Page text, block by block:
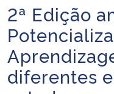
Ministério da Infraestrutura
Ministério da Agricultura,
Ministério da Educação
Início do conteúdo
2ª Edição
diferentes